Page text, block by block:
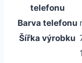
telefonu
Barva telefonu
Šířka výrobku